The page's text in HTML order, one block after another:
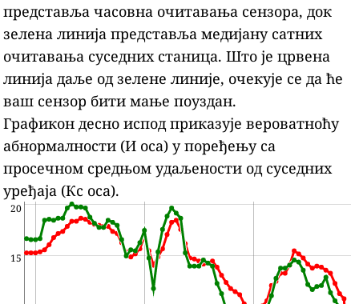
представља часовна очитавања сензора, док
зелена линија представља медијану сатних
очитавања суседних станица. Што је црвена
линија даље од зелене линије, очекује се да ће
ваш сензор бити мање поуздан.
Графикон десно испод приказује вероватноћу
абнормалности (И оса) у поређењу са
просечном средњом удаљености од суседних
уређаја (Кс оса).
15
20